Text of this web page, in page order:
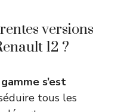
versions
12 ?
s’est
tous les